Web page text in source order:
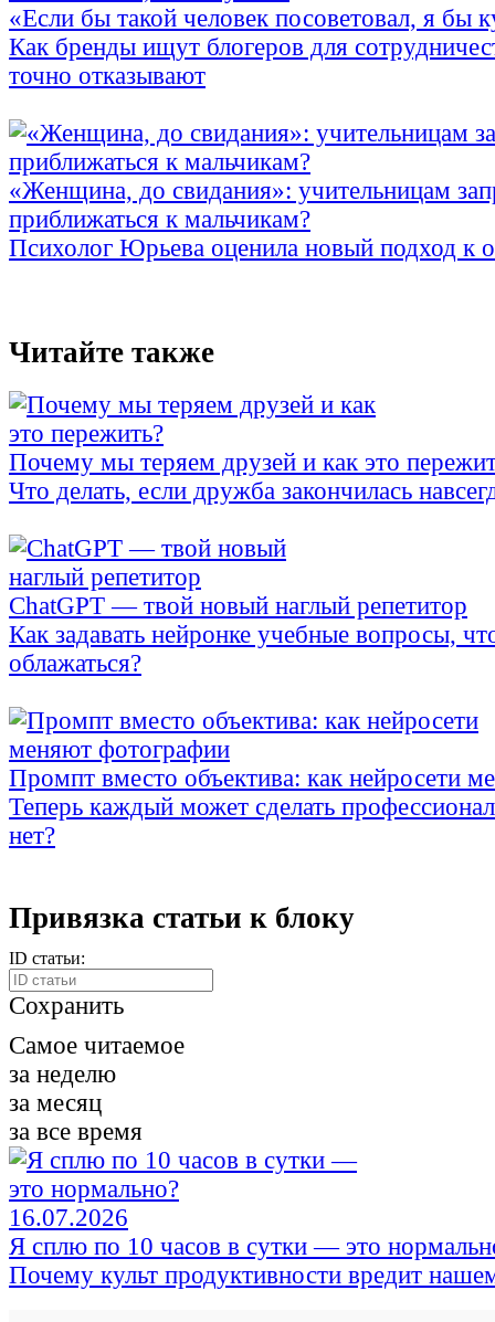
«Если бы такой человек посоветовал, я бы
Как бренды ищут блогеров для
точно отказывают
«Женщина, до свидания»: учительницам
приближаться к мальчикам?
Психолог Юрьева оценила новый подход к
Читайте также
Почему мы теряем друзей и как это
Что делать, если дружба закончилась
ChatGPT — твой новый наглый репетитор
Как задавать нейронке учебные вопросы,
облажаться?
Промпт вместо объектива: как нейросети
Теперь каждый может сделать
нет?
Привязка статьи к блоку
ID статьи:
Сохранить
Самое читаемое
за неделю
за месяц
за все время
16.07.2026
Я сплю по 10 часов в сутки — это
Почему культ продуктивности вредит